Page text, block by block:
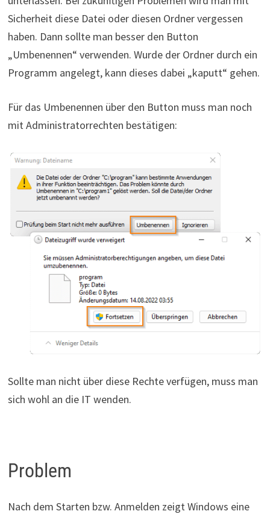
Sicherheit diese Datei oder diesen Ordner vergessen
haben. Dann sollte man besser den Button
„Umbenennen“ verwenden. Wurde der Ordner durch ein
Programm angelegt, kann dieses dabei „kaputt“ gehen.
Für das Umbenennen über den Button muss man noch
mit Administratorrechten bestätigen:
Sollte man nicht über diese Rechte verfügen, muss man
sich wohl an die IT wenden.
Problem
Nach dem Starten bzw. Anmelden zeigt Windows eine